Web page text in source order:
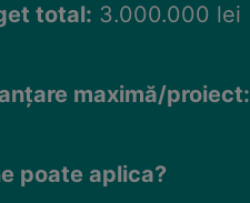
total: 3.000.000 lei
maximă/proiect:
poate aplica?